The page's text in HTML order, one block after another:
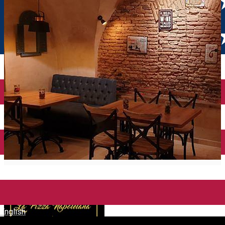
English